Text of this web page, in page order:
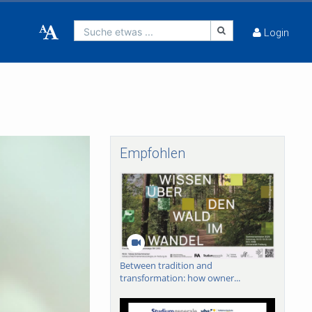
Suche etwas ... Login
Empfohlen
Between tradition and
transformation: how owner...